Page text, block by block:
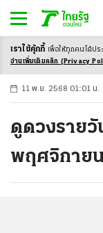
-ก ก ก+
11 พ.ย. 2568 01:01 น.
ดูดวงรายวั
พฤศจิกาย
เราใช้คุ้กกี้ เพื่อให้ทุกคนได้ปร
อ่านเพิ่มเติมคลิก (Privacy